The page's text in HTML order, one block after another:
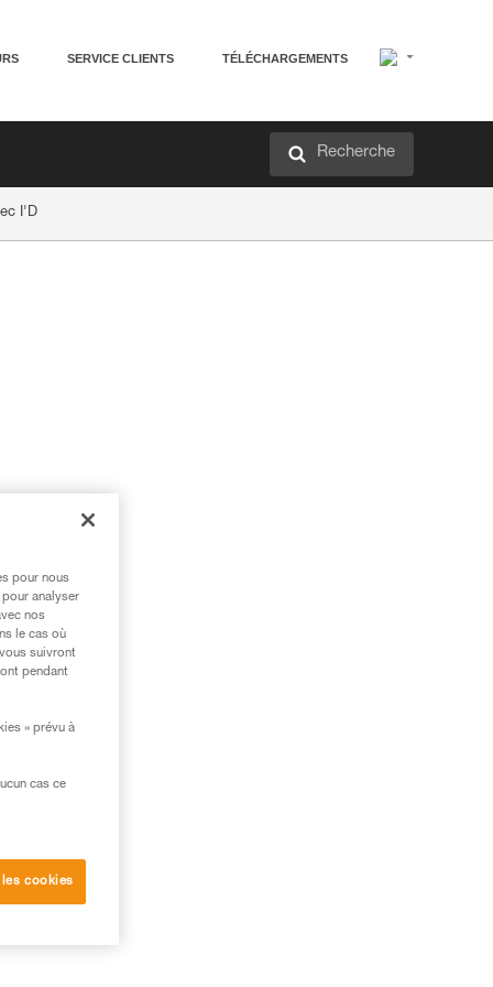
SERVICE CLIENTS TÉLÉCHARGEMENTS
Recherche
I'D
pour nous
analyser
nos
le cas où
suivront
pendant
» prévu à
cas ce
cookies